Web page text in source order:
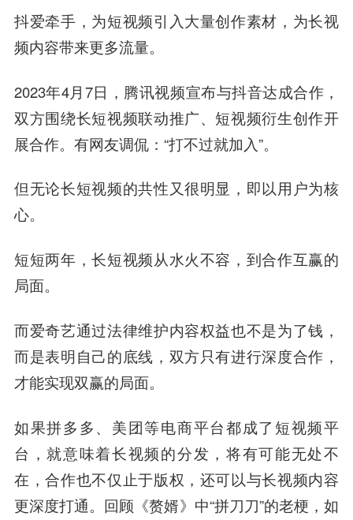
抖爱牵手，为短视频引入大量创作素材，为长视
频内容带来更多流量。
2023年4月7日，腾讯视频宣布与抖音达成合作，
双方围绕长短视频联动推广、短视频衍生创作开
展合作。有网友调侃：“打不过就加入”。
但无论长短视频的共性又很明显，即以用户为核
心。
短短两年，长短视频从水火不容，到合作互赢的
局面。
而爱奇艺通过法律维护内容权益也不是为了钱，
而是表明自己的底线，双方只有进行深度合作，
才能实现双赢的局面。
如果拼多多、美团等电商平台都成了短视频平
台，就意味着长视频的分发，将有可能无处不
在，合作也不仅止于版权，还可以与长视频内容
更深度打通。 回顾《赘婿》中“拼刀刀”的老梗，如